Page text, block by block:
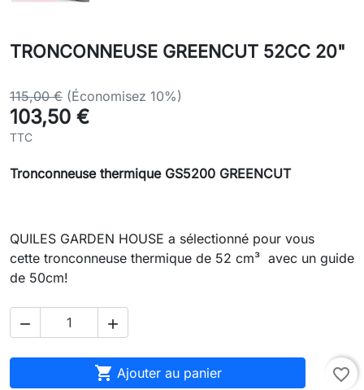
TRONCONNEUSE GREENCUT 52CC 20"
115,00 € (Économisez 10%)
103,50 €
TTC
Tronconneuse thermique GS5200 GREENCUT
QUILES GARDEN HOUSE a sélectionné pour vous
cette tronconneuse thermique de 52 cm³ avec un guide
de 50cm!
 
 Ajouter au panier favorite_border